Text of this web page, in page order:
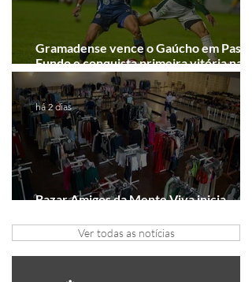
Gramadense vence o Gaúcho em Passo
Fundo e conquista primeira vitória na
Série A2
Bazar Amigos da Mente Viva inicia
há 2 dias
Ver todas as notícias